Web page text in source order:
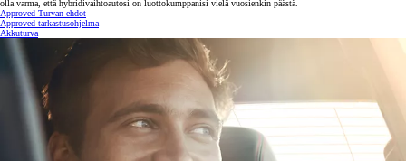
olla varma, että hybridivaihtoautosi on luottokumppanisi vielä vuosienkin päästä.
Approved Turvan ehdot
Approved tarkastusohjelma
Akkuturva